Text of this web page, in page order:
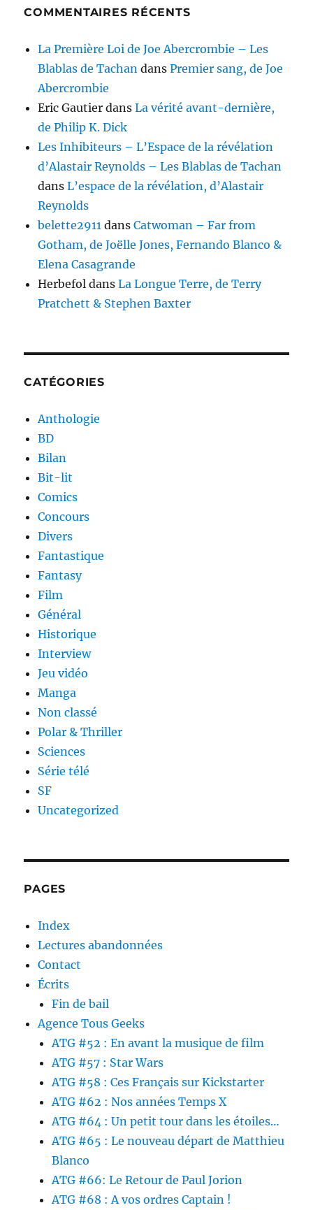
COMMENTAIRES RÉCENTS
La Première Loi de Joe Abercrombie – Les
Blablas de Tachan dansPremier sang, de Joe
Abercrombie
Eric Gautier dansLa vérité avant-dernière,
de Philip K. Dick
Les Inhibiteurs – L’Espace de la révélation
d’Alastair Reynolds – Les Blablas de Tachan
dansL’espace de la révélation, d’Alastair
Reynolds
belette2911 dansCatwoman – Far from
Gotham, de Joëlle Jones, Fernando Blanco &
Elena Casagrande
Herbefol dansLa Longue Terre, de Terry
Pratchett & Stephen Baxter
CATÉGORIES
Anthologie
BD
Bilan
Bit-lit
Comics
Concours
Divers
Fantastique
Fantasy
Film
Général
Historique
Interview
Jeu vidéo
Manga
Non classé
Polar & Thriller
Sciences
Série télé
SF
Uncategorized
PAGES
Index
Lectures abandonnées
Contact
Écrits
Fin de bail
Agence Tous Geeks
ATG #52 : En avant la musique de film
ATG #57 : Star Wars
ATG #58 : Ces Français sur Kickstarter
ATG #62 : Nos années Temps X
ATG #64 : Un petit tour dans les étoiles…
ATG #65 : Le nouveau départ de Matthieu
Blanco
ATG #66: Le Retour de Paul Jorion
ATG #68 : A vos ordres Captain !